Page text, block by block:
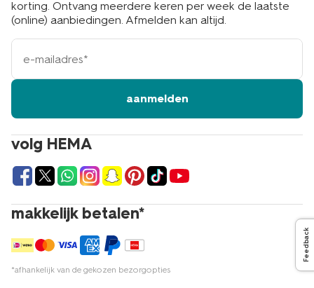
volg HEMA
makkelijk betalen*
*afhankelijk van de gekozen bezorgopties
korting. Ontvang meerdere keren per week de laatste
(online) aanbiedingen. Afmelden kan altijd.
e-
mailadres
aanmelden
Feedback